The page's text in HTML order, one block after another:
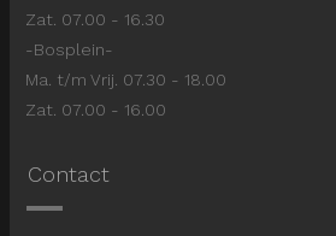
Zat. 07.00 - 16.30
-Bosplein-
Ma. t/m Vrij. 07.30 - 18.00
Zat. 07.00 - 16.00
Contact